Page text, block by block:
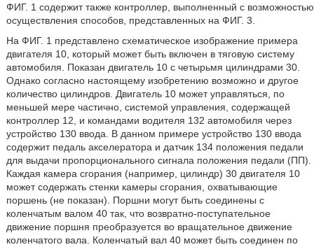
ФИГ. 1 содержит также контроллер, выполненный с возможностью
осуществления способов, представленных на ФИГ. 3.
На ФИГ. 1 представлено схематическое изображение примера
двигателя 10, который может быть включен в тяговую систему
автомобиля. Показан двигатель 10 с четырьмя цилиндрами 30.
Однако согласно настоящему изобретению возможно и другое
количество цилиндров. Двигатель 10 может управляться, по
меньшей мере частично, системой управления, содержащей
контроллер 12, и командами водителя 132 автомобиля через
устройство 130 ввода. В данном примере устройство 130 ввода
содержит педаль акселератора и датчик 134 положения педали
для выдачи пропорционального сигнала положения педали (ПП).
Каждая камера сгорания (например, цилиндр) 30 двигателя 10
может содержать стенки камеры сгорания, охватывающие
поршень (не показан). Поршни могут быть соединены с
коленчатым валом 40 так, что возвратно-поступательное
движение поршня преобразуется во вращательное движение
коленчатого вала. Коленчатый вал 40 может быть соединен по